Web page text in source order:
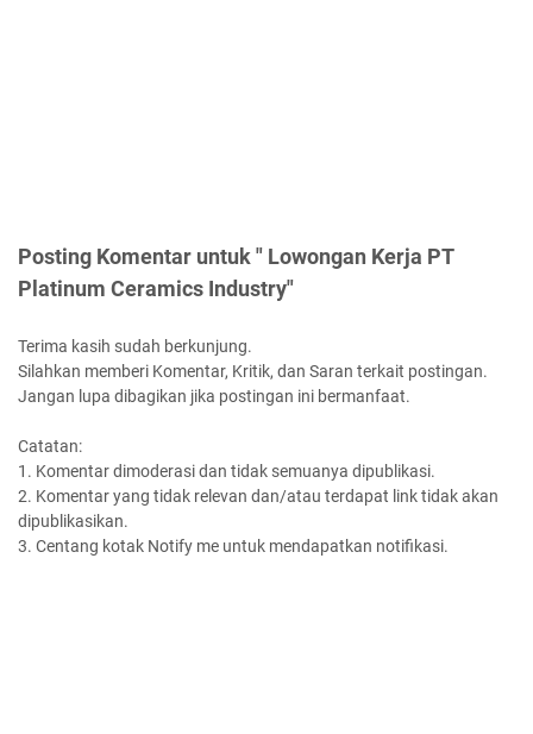
Posting Komentar untuk " Lowongan Kerja PT
Platinum Ceramics Industry"
Terima kasih sudah berkunjung.
Silahkan memberi Komentar, Kritik, dan Saran terkait postingan.
Jangan lupa dibagikan jika postingan ini bermanfaat.
Catatan:
1. Komentar dimoderasi dan tidak semuanya dipublikasi.
2. Komentar yang tidak relevan dan/atau terdapat link tidak akan
dipublikasikan.
3. Centang kotak Notify me untuk mendapatkan notifikasi.